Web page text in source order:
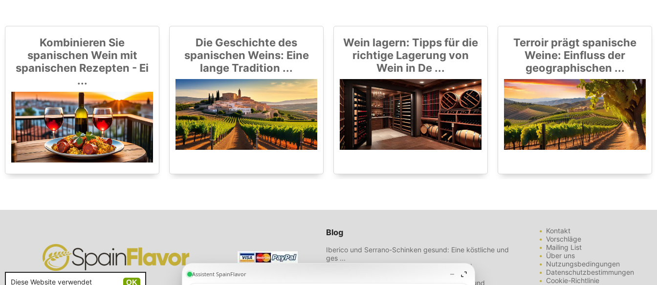
Kombinieren Sie
spanischen Wein mit
spanischen Rezepten - Ei
...
Die Geschichte des
spanischen Weins: Eine
lange Tradition ...
Wein lagern: Tipps für die
richtige Lagerung von
Wein in De ...
Terroir prägt spanische
Weine: Einfluss der
geographischen ...
Blog
Iberico und Serrano-Schinken gesund: Eine köstliche und
ges ...
Wählen Sie hochwertiges Olivenöl - Tipps und
Gereifter Käse oder Frischkäse: Unterschiede und
Kontakt
Vorschläge
Mailing List
Über uns
Nutzungsbedingungen
Datenschutzbestimmungen
Cookie-Richtlinie
Diese Website verwendet